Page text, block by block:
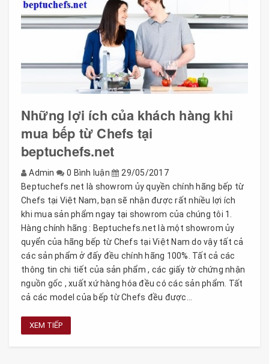
Những lợi ích của khách hàng khi
mua bếp từ Chefs tại
beptuchefs.net
Admin 0 Bình luận
29/05/2017
Beptuchefs.net là showrom ủy quyền chính hãng bếp từ
Chefs tại Việt Nam, bạn sẽ nhận được rất nhiều lợi ích
khi mua sản phẩm ngay tại showrom của chúng tôi 1.
Hàng chính hãng : Beptuchefs.net là một showrom ủy
quyển của hãng bếp từ Chefs tại Việt Nam do vậy tất cả
các sản phẩm ở đấy đều chính hãng 100%. Tất cả các
thông tin chi tiết của sản phẩm , các giấy tờ chứng nhận
nguồn gốc , xuất xứ hàng hóa đều có các sản phẩm. Tất
cả các model của bếp từ Chefs đều được...
XEM TIẾP